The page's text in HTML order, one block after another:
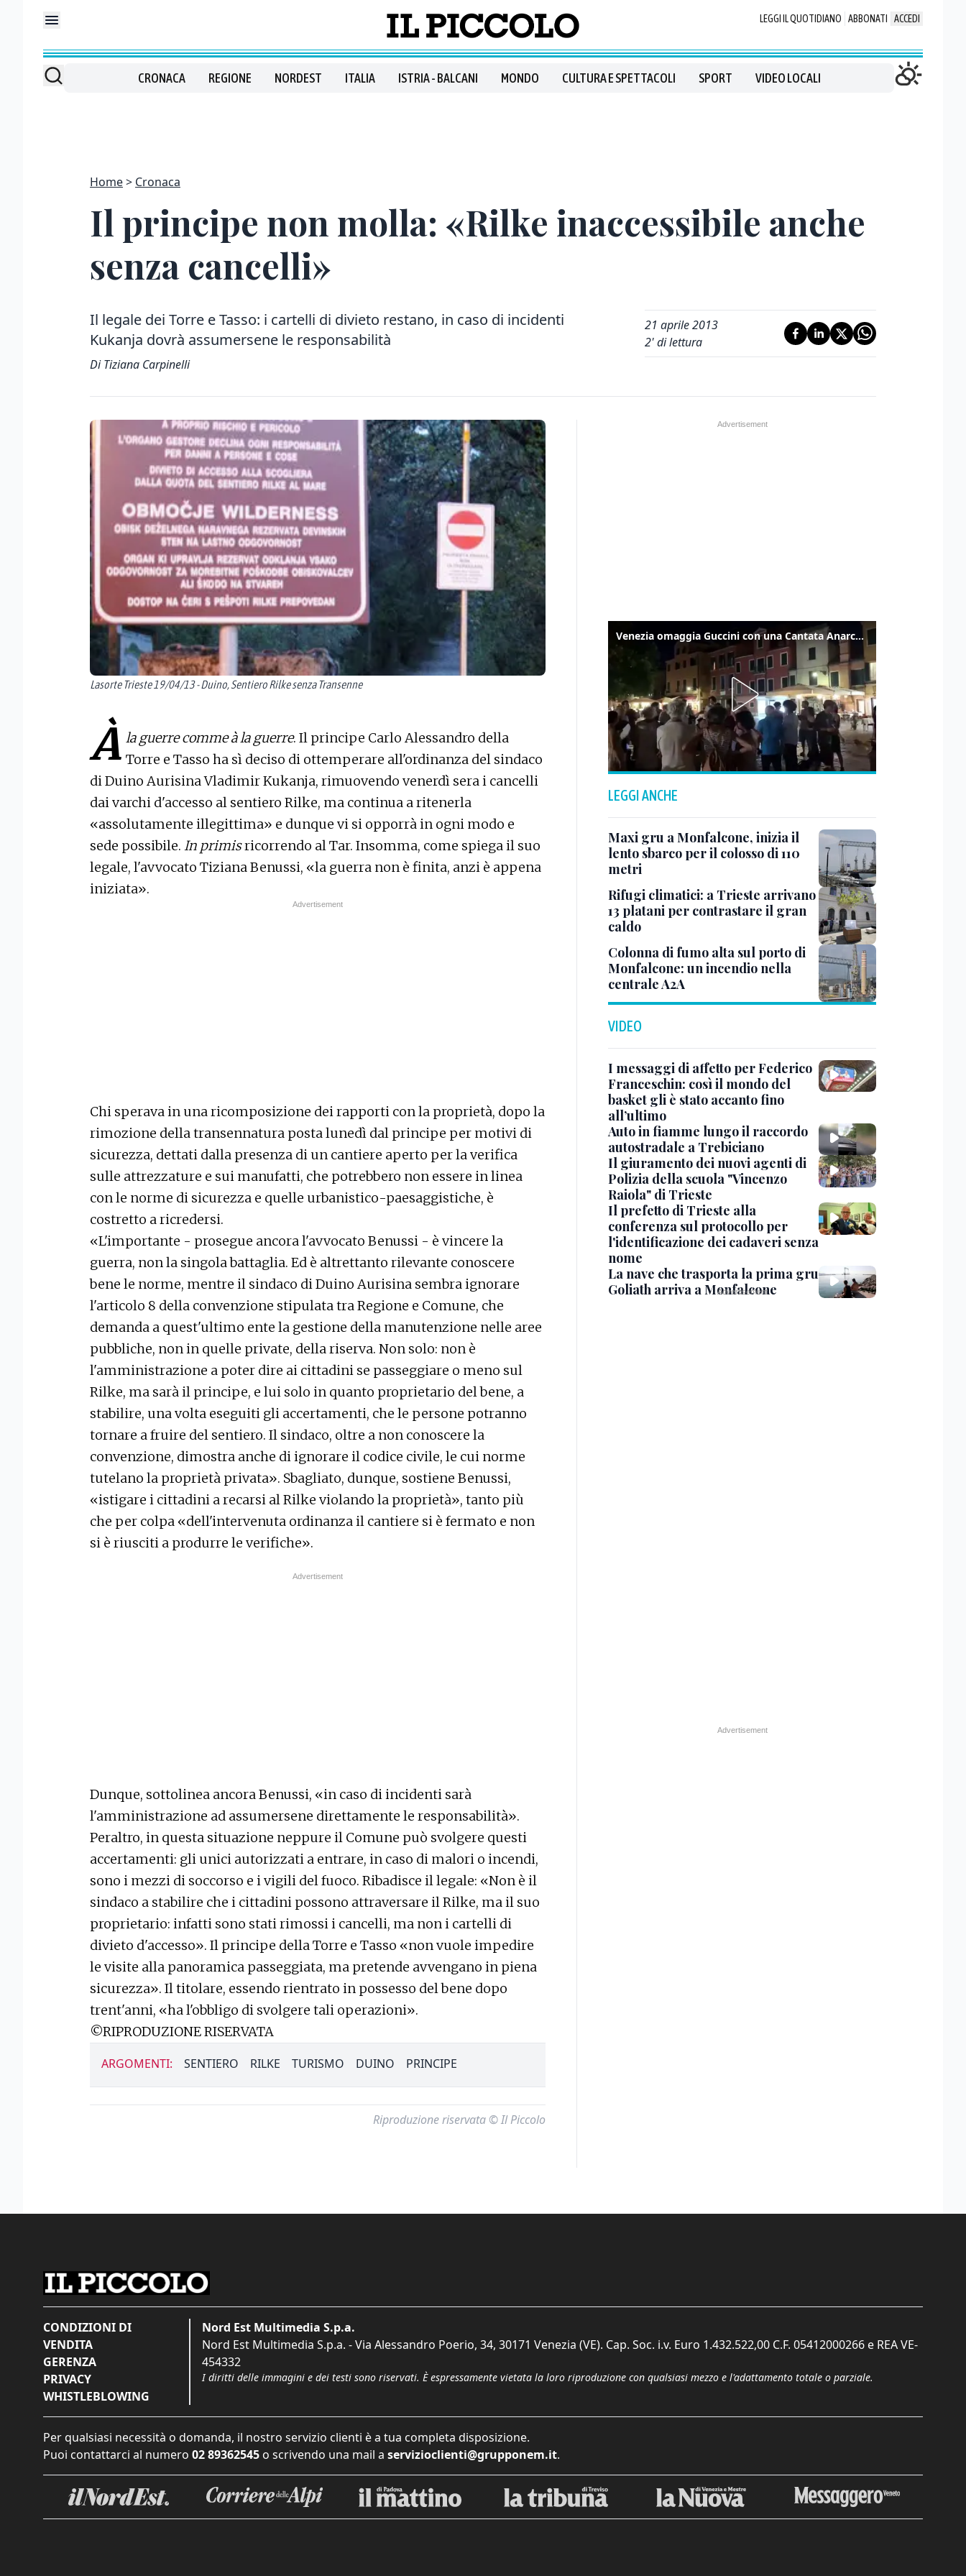
LEGGI IL QUOTIDIANO ABBONATI ACCEDI
CRONACA REGIONE NORDEST ITALIA ISTRIA - BALCANI MONDO CULTURA E SPETTACOLI SPORT VIDEO LOCALI
Home Cronaca
Il principe non molla: «Rilke inaccessibile anche
senza cancelli»
Il legale dei Torre e Tasso: i cartelli di divieto restano, in caso di incidenti
Kukanja dovrà assumersene le responsabilità
Di Tiziana Carpinelli
21 aprile 2013
2' di lettura
Lasorte Trieste 19/04/13 - Duino, Sentiero Rilke senza Transenne
À la guerre comme à la guerre. Il principe Carlo Alessandro della
Torre e Tasso ha sì deciso di ottemperare all'ordinanza del sindaco
di Duino Aurisina Vladimir Kukanja, rimuovendo venerdì sera i cancelli
dai varchi d'accesso al sentiero Rilke, ma continua a ritenerla
«assolutamente illegittima» e dunque vi si opporrà in ogni modo e
sede possibile. In primisricorrendo al Tar. Insomma, come spiega il suo
legale, l'avvocato Tiziana Benussi, «la guerra non è finita, anzi è appena
iniziata».
Chi sperava in una ricomposizione dei rapporti con la proprietà, dopo la
rimozione della transennatura posta lunedì dal principe per motivi di
sicurezza, dettati dalla presenza di un cantiere aperto per la verifica
sulle attrezzature e sui manufatti, che potrebbero non essere in linea
con le norme di sicurezza e quelle urbanistico-paesaggistiche, è
costretto a ricredersi.
«L'importante - prosegue ancora l'avvocato Benussi - è vincere la
guerra, non la singola battaglia. Ed è altrettanto rilevante conoscere
bene le norme, mentre il sindaco di Duino Aurisina sembra ignorare
l'articolo 8 della convenzione stipulata tra Regione e Comune, che
demanda a quest'ultimo ente la gestione della manutenzione nelle aree
pubbliche, non in quelle private, della riserva. Non solo: non è
l'amministrazione a poter dire ai cittadini se passeggiare o meno sul
Rilke, ma sarà il principe, e lui solo in quanto proprietario del bene, a
stabilire, una volta eseguiti gli accertamenti, che le persone potranno
tornare a fruire del sentiero. Il sindaco, oltre a non conoscere la
convenzione, dimostra anche di ignorare il codice civile, le cui norme
tutelano la proprietà privata». Sbagliato, dunque, sostiene Benussi,
«istigare i cittadini a recarsi al Rilke violando la proprietà», tanto più
che per colpa «dell'intervenuta ordinanza il cantiere si è fermato e non
si è riusciti a produrre le verifiche».
Dunque, sottolinea ancora Benussi, «in caso di incidenti sarà
l'amministrazione ad assumersene direttamente le responsabilità».
Peraltro, in questa situazione neppure il Comune può svolgere questi
accertamenti: gli unici autorizzati a entrare, in caso di malori o incendi,
sono i mezzi di soccorso e i vigili del fuoco. Ribadisce il legale: «Non è il
sindaco a stabilire che i cittadini possono attraversare il Rilke, ma il suo
proprietario: infatti sono stati rimossi i cancelli, ma non i cartelli di
divieto d'accesso». Il principe della Torre e Tasso «non vuole impedire
le visite alla panoramica passeggiata, ma pretende avvengano in piena
sicurezza». Il titolare, essendo rientrato in possesso del bene dopo
trent'anni, «ha l'obbligo di svolgere tali operazioni».
©RIPRODUZIONE RISERVATA
ARGOMENTI: SENTIERO RILKE TURISMO DUINO PRINCIPE
Riproduzione riservata © Il Piccolo
Venezia omaggia Guccini con una Cantata Anarchica in campo Santa Margherita
LEGGI ANCHE
Maxi gru a Monfalcone, inizia il
lento sbarco per il colosso di 110
metri
Rifugi climatici: a Trieste arrivano
13 platani per contrastare il gran
caldo
Colonna di fumo alta sul porto di
Monfalcone: un incendio nella
centrale A2A
VIDEO
I messaggi di affetto per Federico
Franceschin: così il mondo del
basket gli è stato accanto fino
all’ultimo
Auto in fiamme lungo il raccordo
autostradale a Trebiciano
Il giuramento dei nuovi agenti di
Polizia della scuola "Vincenzo
Raiola" di Trieste
Il prefetto di Trieste alla
conferenza sul protocollo per
l'identificazione dei cadaveri senza
nome
La nave che trasporta la prima gru
Goliath arriva a Monfalcone
CONDIZIONI DI
VENDITA
GERENZA
PRIVACY
WHISTLEBLOWING
Nord Est Multimedia S.p.a.
Nord Est Multimedia S.p.a. - Via Alessandro Poerio, 34, 30171 Venezia (VE). Cap. Soc. i.v. Euro 1.432.522,00 C.F. 05412000266 e REA VE-
454332
I diritti delle immagini e dei testi sono riservati. È espressamente vietata la loro riproduzione con qualsiasi mezzo e l'adattamento totale o parziale.
Per qualsiasi necessità o domanda, il nostro servizio clienti è a tua completa disposizione.
Puoi contattarci al numero 02 89362545 o scrivendo una mail a servizioclienti@grupponem.it.